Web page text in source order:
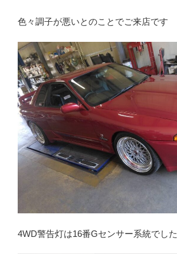
色々調子が悪いとのことでご来店です
4WD警告灯は16番Gセンサー系統でした